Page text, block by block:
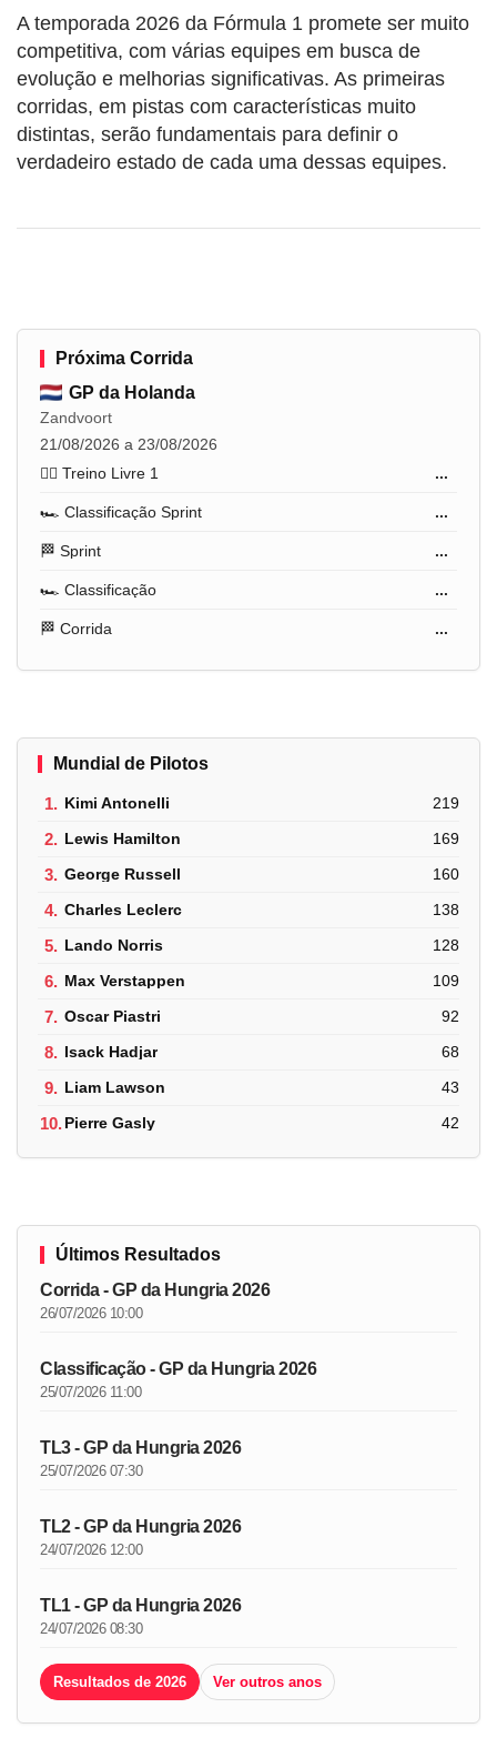
A temporada 2026 da Fórmula 1 promete ser muito
competitiva, com várias equipes em busca de
evolução e melhorias significativas. As primeiras
corridas, em pistas com características muito
distintas, serão fundamentais para definir o
verdadeiro estado de cada uma dessas equipes.
Próxima Corrida
GP da Holanda
Zandvoort
21/08/2026 a 23/08/2026
🏋️‍♂️ Treino Livre 1
...
🏎️ Classificação Sprint ...
🏁 Sprint ...
🏎️ Classificação ...
🏁 Corrida ...
Mundial de Pilotos
1. Kimi Antonelli 219
2. Lewis Hamilton 169
3. George Russell 160
4. Charles Leclerc 138
5. Lando Norris 128
6. Max Verstappen 109
7. Oscar Piastri 92
8. Isack Hadjar 68
9. Liam Lawson 43
10.Pierre Gasly 42
Últimos Resultados
Corrida - GP da Hungria 2026
26/07/2026 10:00
Classificação - GP da Hungria 2026
25/07/2026 11:00
TL3 - GP da Hungria 2026
25/07/2026 07:30
TL2 - GP da Hungria 2026
24/07/2026 12:00
TL1 - GP da Hungria 2026
24/07/2026 08:30
Resultados de 2026 Ver outros anos